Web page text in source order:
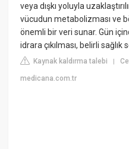
veya dışkı yoluyla
vücudun metabolizması ve
önemli bir veri sunar. Gün
idrara çıkılması, belirli sağlık
Kaynak kaldırma talebi |
medicana.com.tr